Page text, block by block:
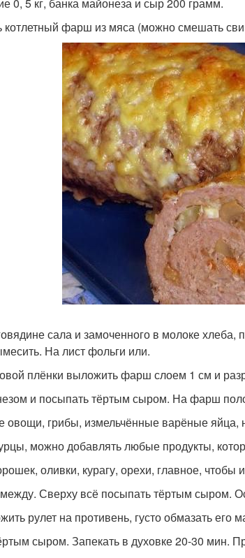
котлетный фарш из мяса (можно смешать
сала и замоченного в молоке
На лист фольги или.
плёнки выложить фарш слоем 1 см и
и посыпать тёртым сыром. На фарш
грибы, измельчённые варёные яйца,
можно добавлять любые продукты,
оливки, курагу, орехи, главное, чтобы
Сверху всё посыпать тёртым сыром.
рулет на противень, густо обмазать его
сыром. Запекать в духовке 20-30 мин.